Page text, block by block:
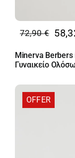
72,90€
Original
price
was:
Η
τρέχουσα
τιμή
58,32 €.
Minerva
Γυναικείο
OFFER